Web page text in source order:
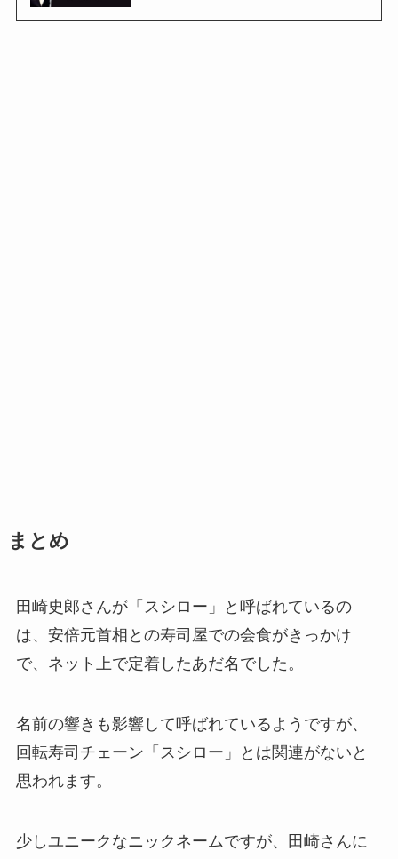
まとめ
田崎史郎さんが「スシロー」と呼ばれているの
は、安倍元首相との寿司屋での会食がきっかけ
で、ネット上で定着したあだ名でした。
名前の響きも影響して呼ばれているようですが、
回転寿司チェーン「スシロー」とは関連がないと
思われます。
少しユニークなニックネームですが、田崎さんに